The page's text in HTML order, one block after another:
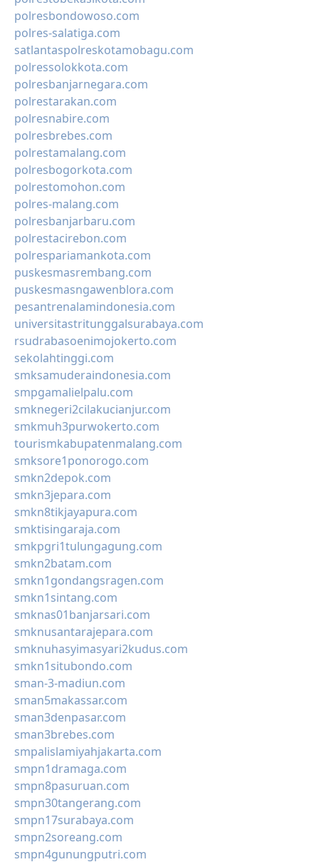
polresbondowoso.com
polres-salatiga.com
satlantaspolreskotamobagu.com
polressolokkota.com
polresbanjarnegara.com
polrestarakan.com
polresnabire.com
polresbrebes.com
polrestamalang.com
polresbogorkota.com
polrestomohon.com
polres-malang.com
polresbanjarbaru.com
polrestacirebon.com
polrespariamankota.com
puskesmasrembang.com
puskesmasngawenblora.com
pesantrenalamindonesia.com
universitastritunggalsurabaya.com
rsudrabasoenimojokerto.com
sekolahtinggi.com
smksamuderaindonesia.com
smpgamalielpalu.com
smknegeri2cilakucianjur.com
smkmuh3purwokerto.com
tourismkabupatenmalang.com
smksore1ponorogo.com
smkn2depok.com
smkn3jepara.com
smkn8tikjayapura.com
smktisingaraja.com
smkpgri1tulungagung.com
smkn2batam.com
smkn1gondangsragen.com
smkn1sintang.com
smknas01banjarsari.com
smknusantarajepara.com
smknuhasyimasyari2kudus.com
smkn1situbondo.com
sman-3-madiun.com
sman5makassar.com
sman3denpasar.com
sman3brebes.com
smpalislamiyahjakarta.com
smpn1dramaga.com
smpn8pasuruan.com
smpn30tangerang.com
smpn17surabaya.com
smpn2soreang.com
smpn4gunungputri.com